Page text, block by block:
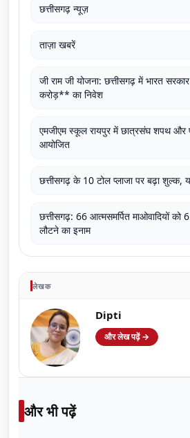
छत्तीसगढ़ न्यूज़
ताज़ा खबरें
जी राम जी योजना: छत्तीसगढ़ में भारत
करोड़** का निवेश
एमजीएम स्कूल रायपुर में छात्रसंघ शपथ और
आयोजित
छत्तीसगढ़ के 10 टोल प्लाजा पर बढ़ा शुल्क,
छत्तीसगढ़: 66 आत्मसमर्पित माओवादियों को
लौटने का इनाम
लेखक
Dipti
और लेख पढ़ें →
और भी पढ़ें